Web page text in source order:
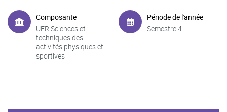
Composante
UFR Sciences et
techniques des
activités physiques et
sportives
Période de l'année
Semestre 4